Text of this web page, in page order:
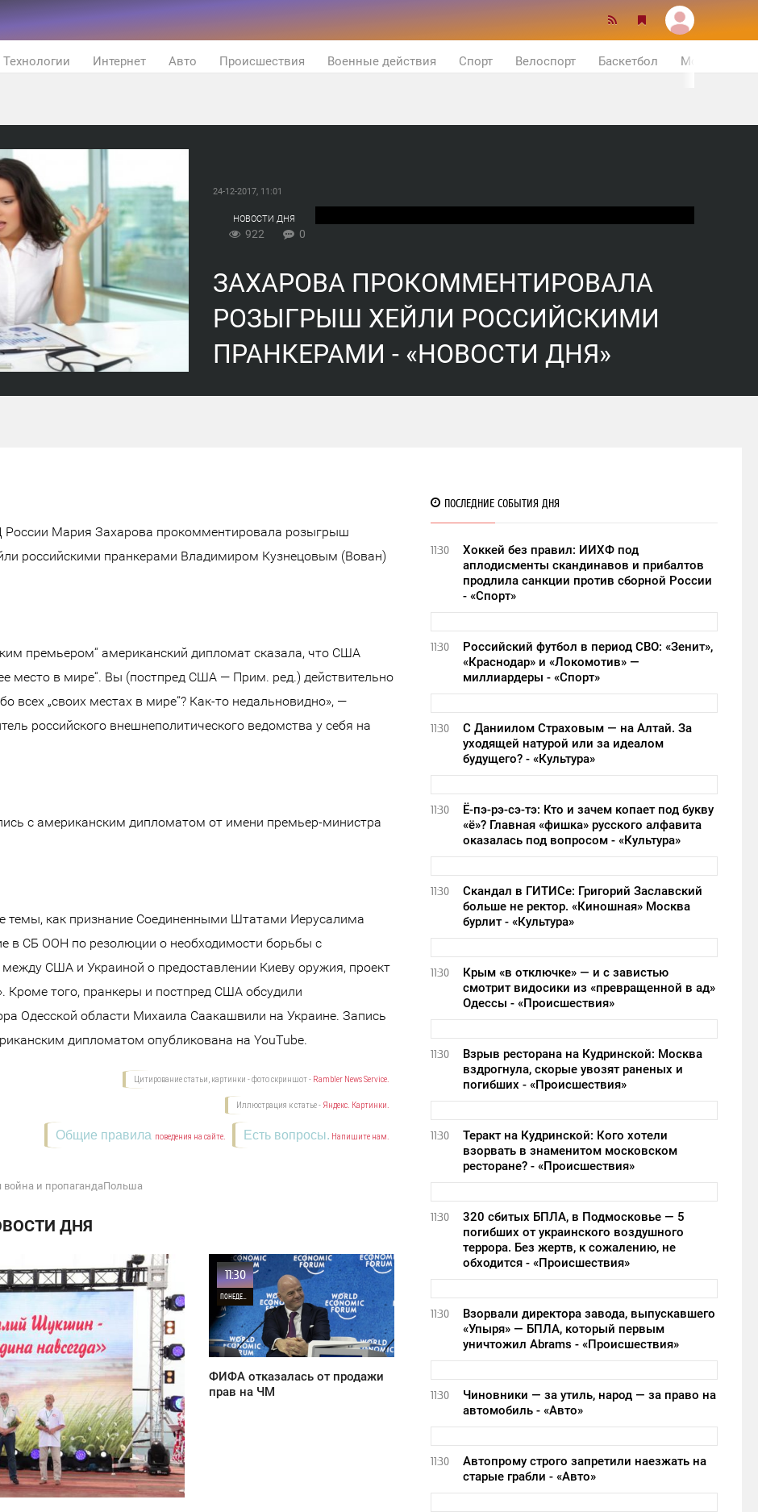
Технологии Интернет Авто Происшествия Военные действия Спорт Велоспорт Баскетбол Мотор
24-12-2017, 11:01
НОВОСТИ ДНЯ
922 0
ЗАХАРОВА ПРОКОММЕНТИРОВАЛА
РОЗЫГРЫШ ХЕЙЛИ РОССИЙСКИМИ
ПРАНКЕРАМИ - «НОВОСТИ ДНЯ»
Мария Захарова прокомментировала розыгрыш
российскими пранкерами Владимиром Кузнецовым (Вован)
премьером“ американский дипломат сказала, что США
место в мире“. Вы (постпред США — Прим. ред.) действительно
всех „своих местах в мире“? Как-то недальновидно», —
российского внешнеполитического ведомства у себя на
с американским дипломатом от имени премьер-министра
темы, как признание Соединенными Штатами Иерусалима
в СБ ООН по резолюции о необходимости борьбы с
США и Украиной о предоставлении Киеву оружия, проект
Кроме того, пранкеры и постпред США обсудили
Одесской области Михаила Саакашвили на Украине. Запись
дипломатом опубликована на YouTube.
Цитирование статьи, картинки - фото скриншот - Rambler News Service.
Иллюстрация к статье - Яндекс. Картинки.
Есть вопросы. Напишите нам.
Общие правила поведения на сайте.
и пропагандаПольша
ДНЯ
11:30
ПОНЕДЕЛЬНИК
42
ФИФА отказалась от продажи
прав на ЧМ
ПОСЛЕДНИЕ СОБЫТИЯ ДНЯ
11:30
Хоккей без правил: ИИХФ под
аплодисменты скандинавов и прибалтов
продлила санкции против сборной России
- «Спорт»
11:30
Российский футбол в период СВО: «Зенит»,
«Краснодар» и «Локомотив» —
миллиардеры - «Спорт»
11:30
С Даниилом Страховым — на Алтай. За
уходящей натурой или за идеалом
будущего? - «Культура»
11:30
Ё-пэ-рэ-сэ-тэ: Кто и зачем копает под букву
«ё»? Главная «фишка» русского алфавита
оказалась под вопросом - «Культура»
11:30
Скандал в ГИТИСе: Григорий Заславский
больше не ректор. «Киношная» Москва
бурлит - «Культура»
11:30
Крым «в отключке» — и с завистью
смотрит видосики из «превращенной в ад»
Одессы - «Происшествия»
11:30
Взрыв ресторана на Кудринской: Москва
вздрогнула, скорые увозят раненых и
погибших - «Происшествия»
11:30
Теракт на Кудринской: Кого хотели
взорвать в знаменитом московском
ресторане? - «Происшествия»
11:30
320 сбитых БПЛА, в Подмосковье — 5
погибших от украинского воздушного
террора. Без жертв, к сожалению, не
обходится - «Происшествия»
11:30
Взорвали директора завода, выпускавшего
«Упыря» — БПЛА, который первым
уничтожил Abrams - «Происшествия»
11:30
Чиновники — за утиль, народ — за право на
автомобиль - «Авто»
11:30
Автопрому строго запретили наезжать на
старые грабли - «Авто»